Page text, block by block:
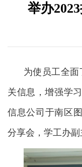
举办
为使员工全
关信息，增强学
信息公司于南区
分享会，学工办副